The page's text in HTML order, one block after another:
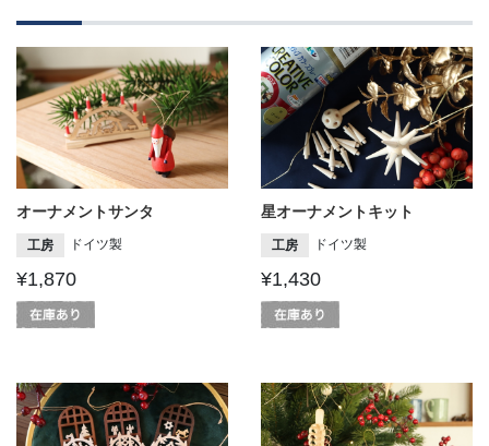
オーナメントサンタ
工房 ドイツ製
¥1,870
星オーナメントキット
工房 ドイツ製
¥1,430